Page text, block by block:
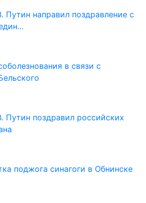
Путин направил поздравление с
в связи с
Путин поздравил российских
поджога синагоги в Обнинске